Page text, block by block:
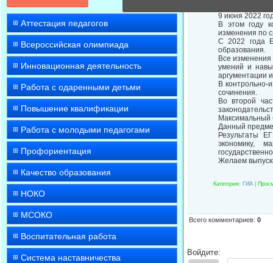
Аттестация педагогов
Всероссийская олимпиада
Инновационная деятельность
Работа с одаренными детьми
Повышение квалификации
Работа с молодыми педагогами
Профориентация
Качество образования
НОКО
МСОКО
Воспитательная работа
Система наставничества
9 июня 2022
В этом году
изменения по
С 2022 года
образования.
Все
умений и
аргументации
В
сочинения.
Во второй
Максимальный
Данный
Результаты
экономику,
Желаем
Категория: ГИА
Всего комментариев: 0
Войдите: